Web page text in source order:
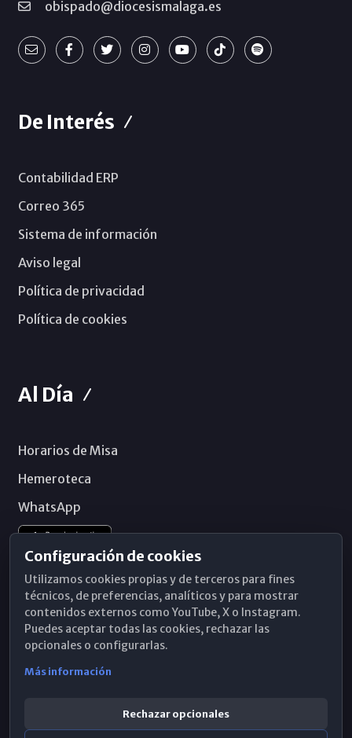
obispado@diocesismalaga.es
De Interés
Contabilidad ERP
Correo 365
Sistema de información
Aviso legal
Política de privacidad
Política de cookies
Al Día
Horarios de Misa
Hemeroteca
WhatsApp
Configuración de cookies
Utilizamos cookies propias y de terceros para fines
técnicos, de preferencias, analíticos y para mostrar
contenidos externos como YouTube, X o Instagram.
Puedes aceptar todas las cookies, rechazar las
opcionales o configurarlas.
Más información
Rechazar opcionales